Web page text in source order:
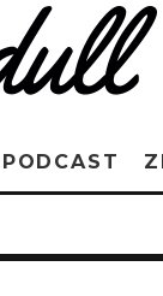
PODCAST